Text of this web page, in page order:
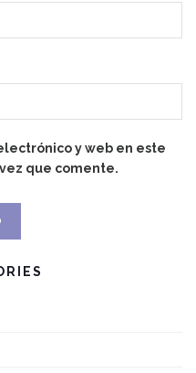
y web en este
que comente.